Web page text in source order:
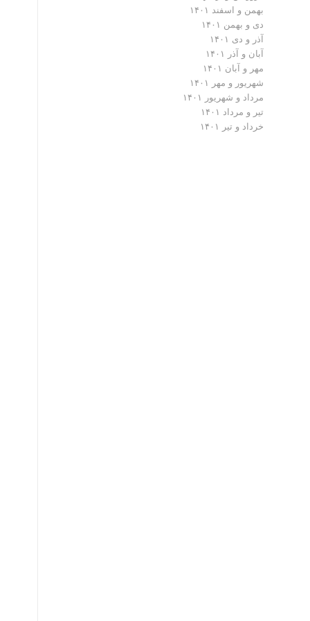
بهمن و اسفند ۱۴۰۱
دی و بهمن ۱۴۰۱
آذر و دی ۱۴۰۱
آبان و آذر ۱۴۰۱
مهر و آبان ۱۴۰۱
شهریور و مهر ۱۴۰۱
مرداد و شهریور ۱۴۰۱
تیر و مرداد ۱۴۰۱
خرداد و تیر ۱۴۰۱